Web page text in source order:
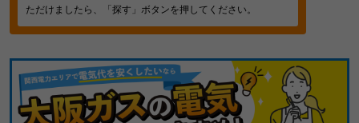
ただけましたら、「探す」ボタンを押してください。